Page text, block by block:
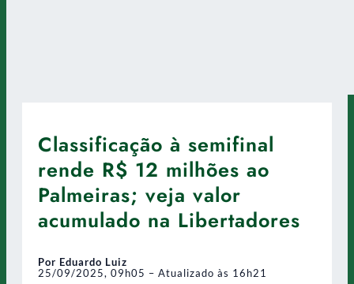
Classificação à semifinal
rende R$ 12 milhões ao
Palmeiras; veja valor
acumulado na Libertadores
Por Eduardo Luiz
25/09/2025, 09h05 – Atualizado às 16h21